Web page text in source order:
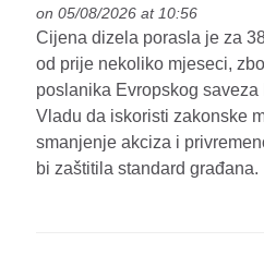
on 05/08/2026 at 10:56
Cijena dizela porasla je za
od prije nekoliko mjeseci,
poslanika Evropskog
Vladu da iskoristi zakonske
smanjenje akciza i
bi zaštitila standard građana.